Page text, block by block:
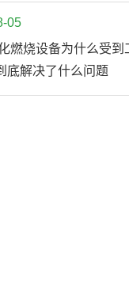
05
燃烧设备为什么受到
底解决了什么问题